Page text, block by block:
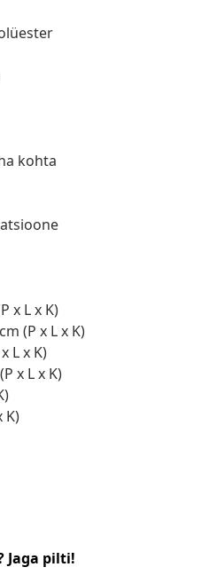
kohta
x L x K)
(P x L x K)
L x K)
x L x K)
K)
Jaga pilti!